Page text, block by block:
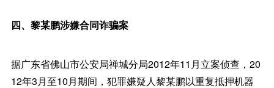
四、黎某鹏涉嫌合同诈骗案
据广东省佛山市公安局禅城分局2012年11月立案侦查，20
12年3月至10月期间，犯罪嫌疑人黎某鹏以重复抵押机器